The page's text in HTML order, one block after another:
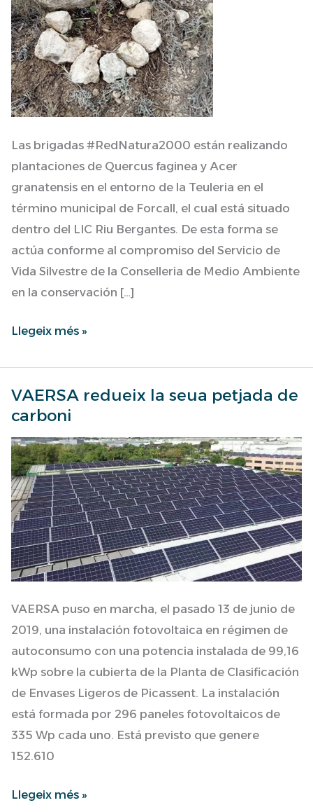
Las brigadas #RedNatura2000 están realizando
plantaciones de Quercus faginea y Acer
granatensis en el entorno de la Teuleria en el
término municipal de Forcall, el cual está situado
dentro del LIC Riu Bergantes. De esta forma se
actúa conforme al compromiso del Servicio de
Vida Silvestre de la Conselleria de Medio Ambiente
en la conservación […]
Aceri
granatensis-
Quercion
fagineae
a
Forcall
Llegeix més »
VAERSA redueix la seua petjada de
carboni
VAERSA puso en marcha, el pasado 13 de junio de
2019, una instalación fotovoltaica en régimen de
autoconsumo con una potencia instalada de 99,16
kWp sobre la cubierta de la Planta de Clasificación
de Envases Ligeros de Picassent. La instalación
está formada por 296 paneles fotovoltaicos de
335 Wp cada uno. Está previsto que genere
152.610
VAERSA
redueix
la
seua
petjada
de
carboni
Llegeix més »